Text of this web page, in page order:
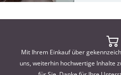
Mit Ihrem Einkauf über
uns, weiterhin hochwertige Inhalte